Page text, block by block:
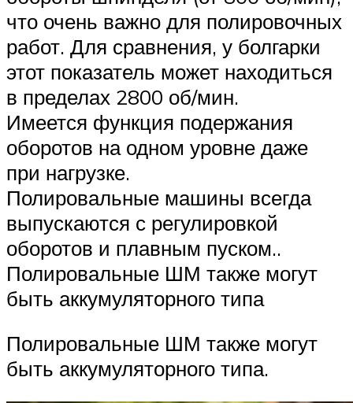
что очень важно для полировочных
работ. Для сравнения, у болгарки
этот показатель может находиться
в пределах 2800 об/мин.
Имеется функция подержания
оборотов на одном уровне даже
при нагрузке.
Полировальные машины всегда
выпускаются с регулировкой
оборотов и плавным пуском..
Полировальные ШМ также могут
быть аккумуляторного типа
Полировальные ШМ также могут
быть аккумуляторного типа.